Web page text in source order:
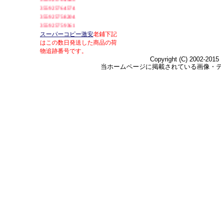
スーパーコピー激安老鋪下記
はこの数日発送した商品の荷
物追跡番号です。